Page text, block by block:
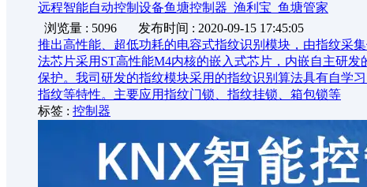
远程智能自动控制设备鱼塘控制器_渔利宝_鱼塘管家
浏览量 : 5096
发布时间 : 2020-09-15 17:45:05
推出高性能、超低功耗的电容式指纹识别模块，由指纹采
法芯片采用ST高性能M4内核的嵌入式芯片，内嵌自主研
保护。我司研发的指纹模块采用的指纹识别算法具有自学
指纹等特性。主要应用指纹门锁、指纹挂锁、箱包锁等
标签 : 控制器